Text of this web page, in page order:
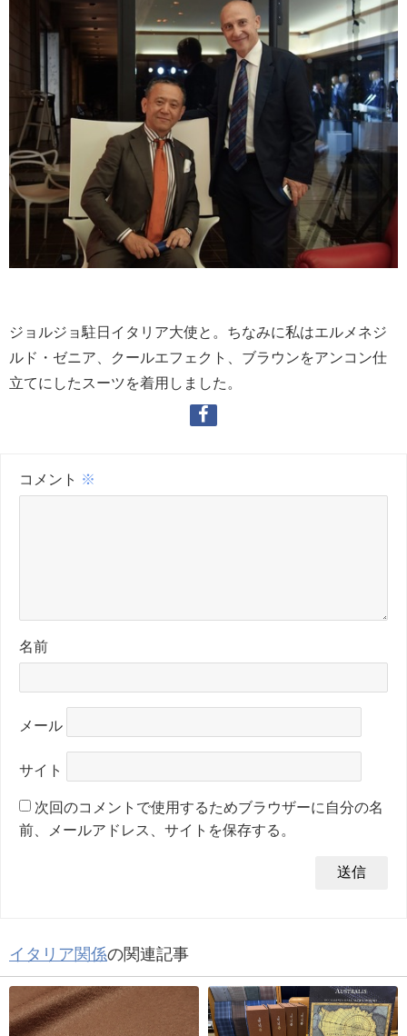
ジョルジョ駐日イタリア大使と。ちなみに私はエルメネジ
ルド・ゼニア、クールエフェクト、ブラウンをアンコン仕
立てにしたスーツを着用しました。
コメント ※
名前
メール
サイト
次回のコメントで使用するためブラウザーに自分の名
前、メールアドレス、サイトを保存する。
イタリア関係の関連記事